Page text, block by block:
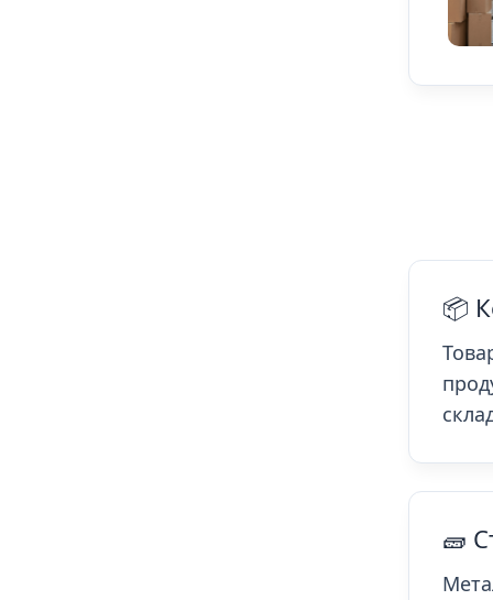
📦
🧱